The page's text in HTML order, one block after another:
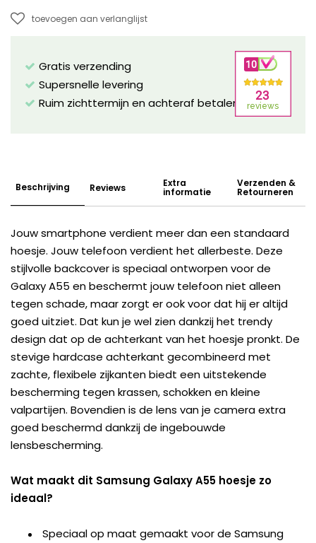
toevoegen aan verlanglijst
Gratis verzending
Supersnelle levering
Ruim zichttermijn en achteraf betalen mogelijk!
Beschrijving Reviews Extra
informatie
Verzenden &
Retourneren
Jouw smartphone verdient meer dan een standaard
hoesje. Jouw telefoon verdient het allerbeste. Deze
stijlvolle backcover is speciaal ontworpen voor de
Galaxy A55 en beschermt jouw telefoon niet alleen
tegen schade, maar zorgt er ook voor dat hij er altijd
goed uitziet. Dat kun je wel zien dankzij het trendy
design dat op de achterkant van het hoesje pronkt. De
stevige hardcase achterkant gecombineerd met
zachte, flexibele zijkanten biedt een uitstekende
bescherming tegen krassen, schokken en kleine
valpartijen. Bovendien is de lens van je camera extra
goed beschermd dankzij de ingebouwde
lensbescherming.
Wat maakt dit Samsung Galaxy A55 hoesje zo
ideaal?
Speciaal op maat gemaakt voor de Samsung